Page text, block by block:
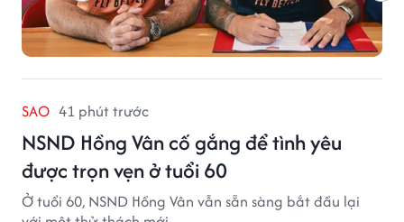
SAO 41 phút trước
NSND Hồng Vân cố gắng để tình yêu
được trọn vẹn ở tuổi 60
Ở tuổi 60, NSND Hồng Vân vẫn sẵn sàng bắt đầu lại